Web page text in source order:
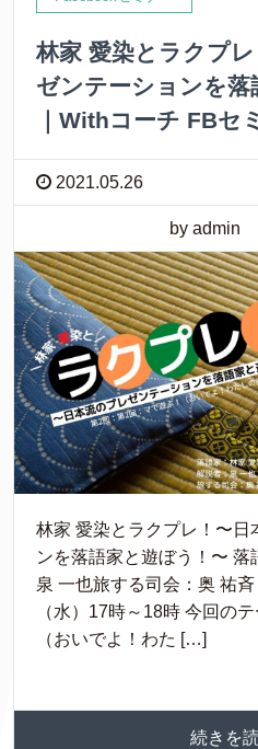
林家 愛染とラクプ
ゼンテーションを落
｜Withコーチ FBセ
2021.05.26
by admin
林家 愛染とラクプレ！〜日
ンを落語家と遊ぼう！〜 落
泉 一也旅する司会：奥 祐
（水）17時～18時 今回の
（おいでよ！わた […]
続きを